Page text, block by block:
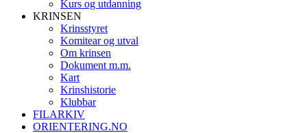
Kurs og utdanning
KRINSEN
Krinsstyret
Komitear og utval
Om krinsen
Dokument m.m.
Kart
Krinshistorie
Klubbar
FILARKIV
ORIENTERING.NO